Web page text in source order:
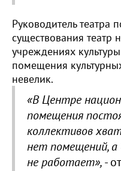
Руководитель театра
существования театр
учреждениях
помещения
невелик.
«В Центре
помещения
коллективов
нет помещений, а
не работает»,-